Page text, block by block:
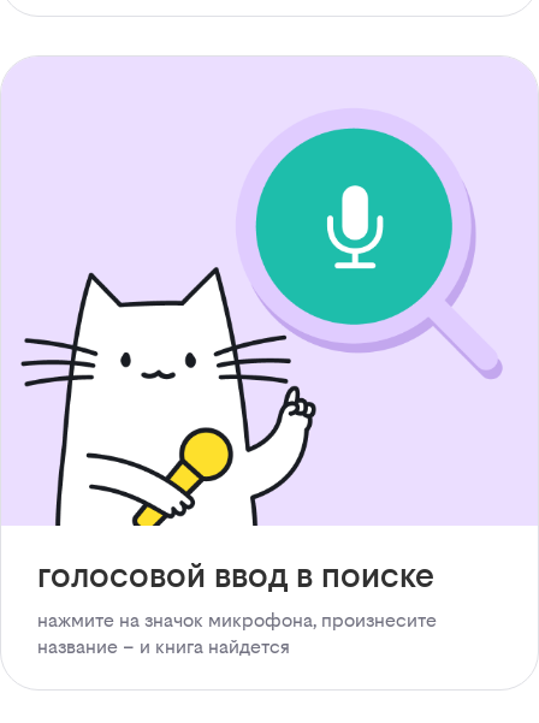
голосовой ввод в поиске
нажмите на значок микрофона, произнесите
название – и книга найдется